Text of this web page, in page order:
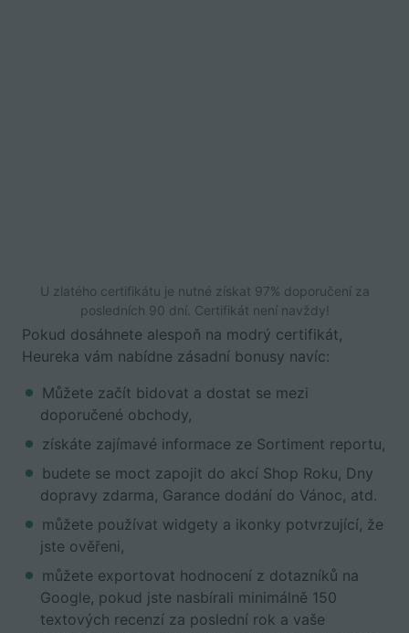
U zlatého certifikátu je nutné získat 97% doporučení za
posledních 90 dní. Certifikát není navždy!
Pokud dosáhnete alespoň na modrý certifikát,
Heureka vám nabídne zásadní bonusy navíc:
Můžete začít bidovat a dostat se mezi
doporučené obchody,
získáte zajímavé informace ze Sortiment reportu,
budete se moct zapojit do akcí Shop Roku, Dny
dopravy zdarma, Garance dodání do Vánoc, atd.
můžete používat widgety a ikonky potvrzující, že
jste ověřeni,
můžete exportovat hodnocení z dotazníků na
Google, pokud jste nasbírali minimálně 150
textových recenzí za poslední rok a vaše